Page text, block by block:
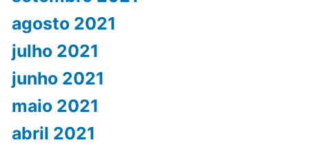
agosto 2021
julho 2021
junho 2021
maio 2021
abril 2021